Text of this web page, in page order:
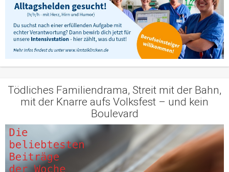
Tödliches Familiendrama, Streit mit der Bahn,
mit der Knarre aufs Volksfest – und kein
Boulevard